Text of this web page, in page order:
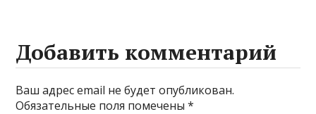
Добавить комментарий
Ваш адрес email не будет опубликован.
Обязательные поля помечены*